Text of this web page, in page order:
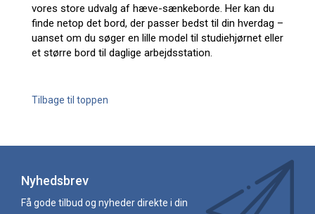
vores store udvalg af hæve-sænkeborde. Her kan du
finde netop det bord, der passer bedst til din hverdag –
uanset om du søger en lille model til studiehjørnet eller
et større bord til daglige arbejdsstation.
Tilbage til toppen
Nyhedsbrev
Få gode tilbud og nyheder direkte i din